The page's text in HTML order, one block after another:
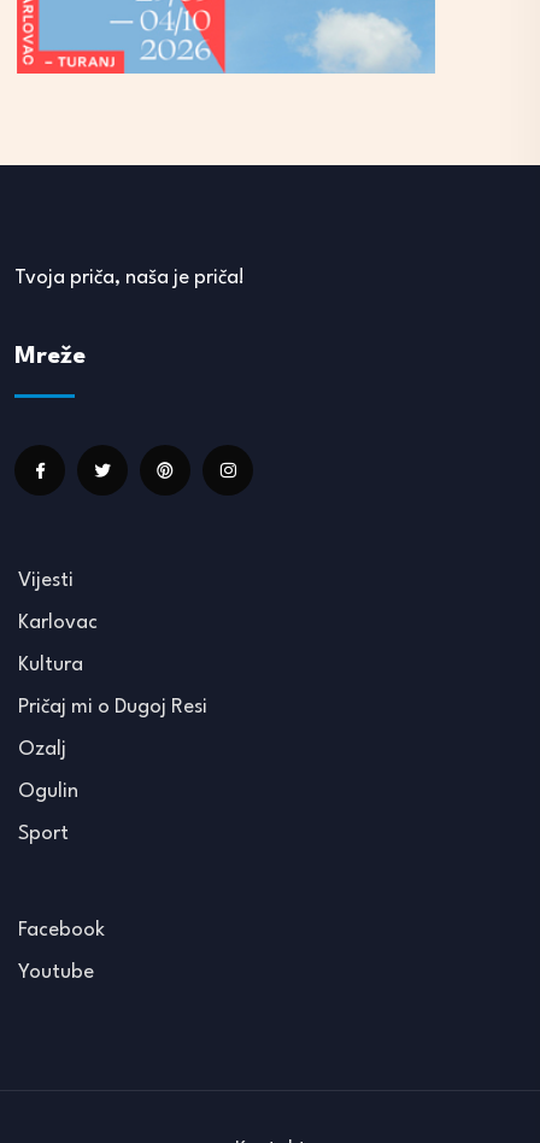
Tvoja priča, naša je priča!
Mreže
Vijesti
Karlovac
Kultura
Pričaj mi o Dugoj Resi
Ozalj
Ogulin
Sport
Facebook
Youtube